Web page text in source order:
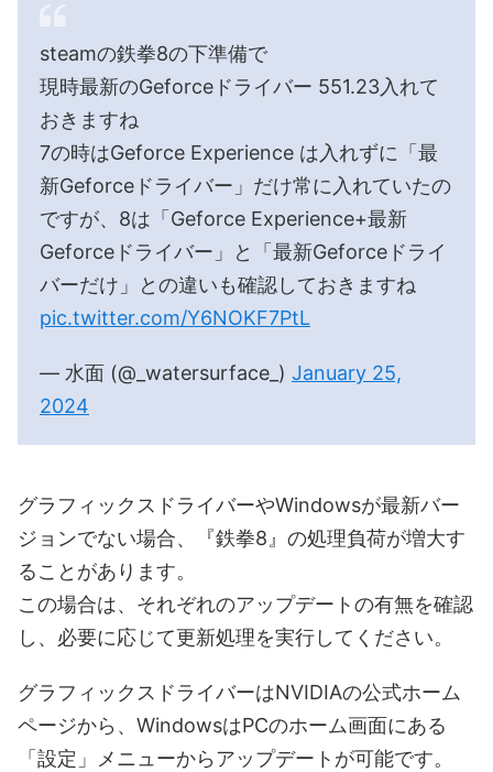
steamの鉄拳8の下準備で
現時最新のGeforceドライバー 551.23入れて
おきますね
7の時はGeforce Experience は入れずに「最
新Geforceドライバー」だけ常に入れていたの
ですが、8は「Geforce Experience+最新
Geforceドライバー」と「最新Geforceドライ
バーだけ」との違いも確認しておきますね
pic.twitter.com/Y6NOKF7PtL
— 水面 (@_watersurface_) January 25,
2024
グラフィックスドライバーやWindowsが最新バー
ジョンでない場合、『鉄拳8』の処理負荷が増大す
ることがあります。
この場合は、それぞれのアップデートの有無を確認
し、必要に応じて更新処理を実行してください。
グラフィックスドライバーはNVIDIAの公式ホーム
ページから、WindowsはPCのホーム画面にある
「設定」メニューからアップデートが可能です。